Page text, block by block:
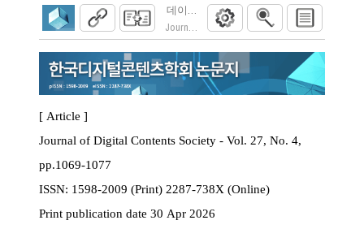
데이터 부족 및 비정형 패턴 극복을 위한
Journal of Digital Contents Society. 2026;
[ Article ]
Journal of Digital Contents Society - Vol. 27, No. 4,
pp.1069-1077
ISSN:
1598-2009 (Print) 2287-738X (Online)
Print publication date 30 Apr 2026